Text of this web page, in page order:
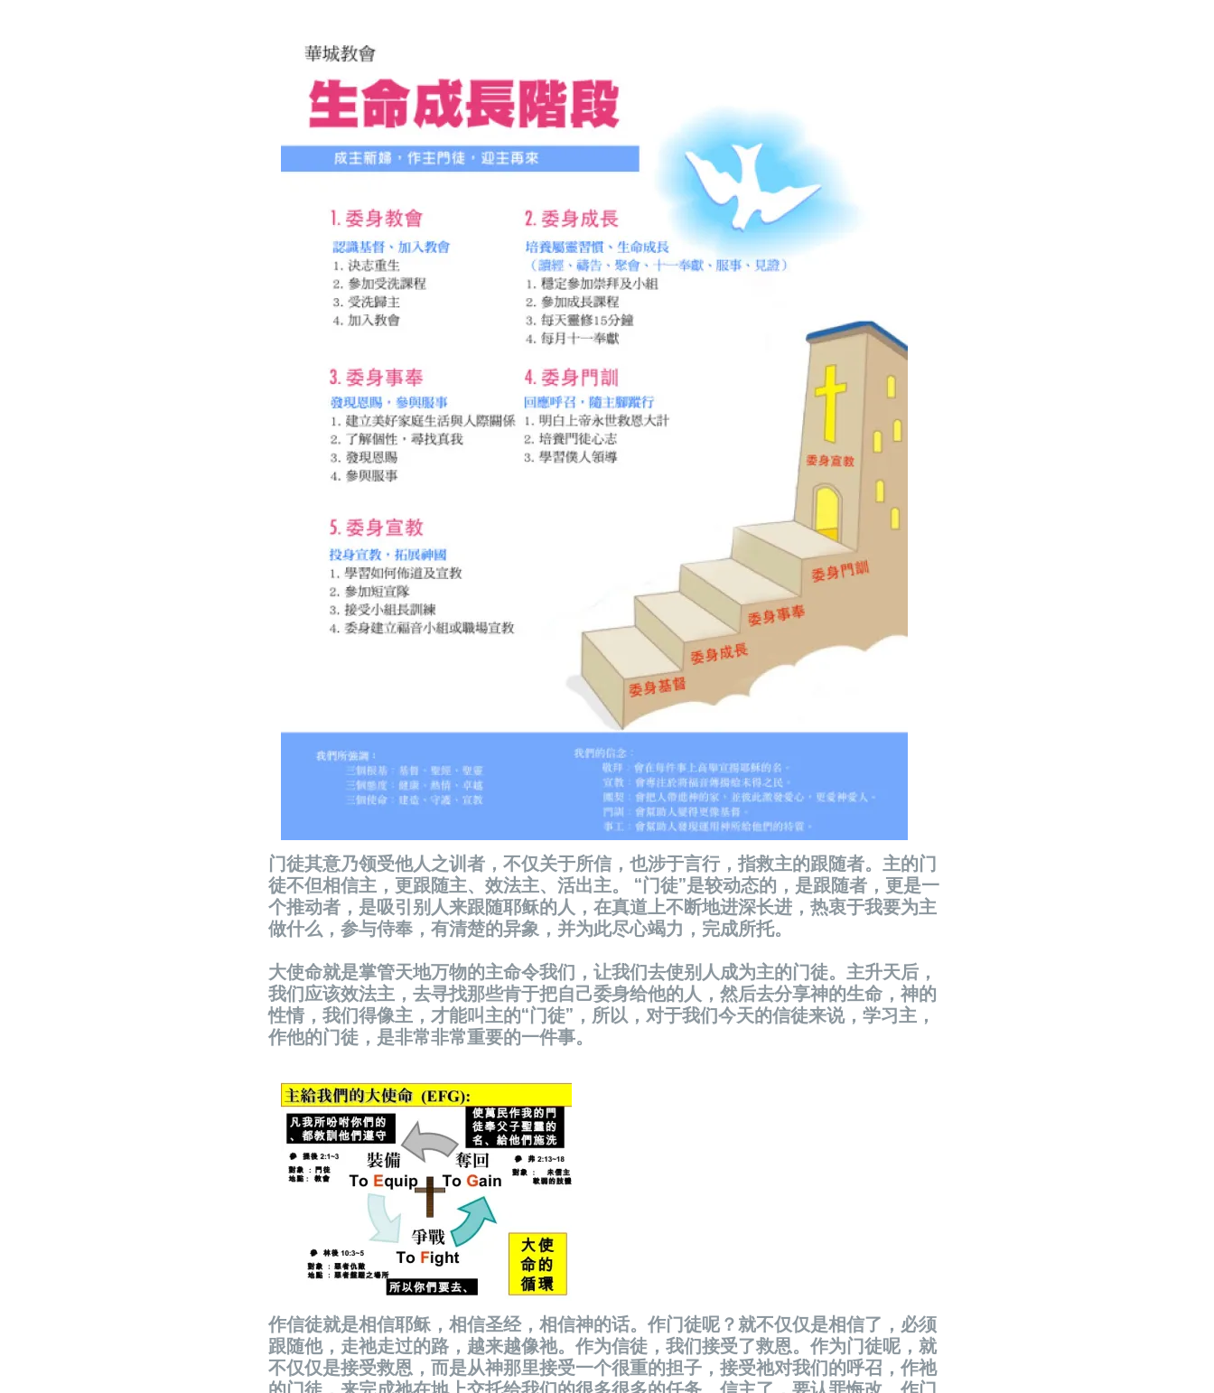
门徒其意乃领受他人之训者，不仅关于所信，也涉于言行，指救主的跟随者。主的门
徒不但相信主，更跟随主、效法主、活出主。 “门徒”是较动态的，是跟随者，更是一
个推动者，是吸引别人来跟随耶稣的人，在真道上不断地进深长进，热衷于我要为主
做什么，参与侍奉，有清楚的异象，并为此尽心竭力，完成所托。
大使命就是掌管天地万物的主命令我们，让我们去使别人成为主的门徒。主升天后，
我们应该效法主，去寻找那些肯于把自己委身给他的人，然后去分享神的生命，神的
性情，我们得像主，才能叫主的“门徒”，所以，对于我们今天的信徒来说，学习主，
作他的门徒，是非常非常重要的一件事。
作信徒就是相信耶稣，相信圣经，相信神的话。作门徒呢？就不仅仅是相信了，必须
跟随他，走祂走过的路，越来越像祂。作为信徒，我们接受了救恩。作为门徒呢，就
不仅仅是接受救恩，而是从神那里接受一个很重的担子，接受祂对我们的呼召，作祂